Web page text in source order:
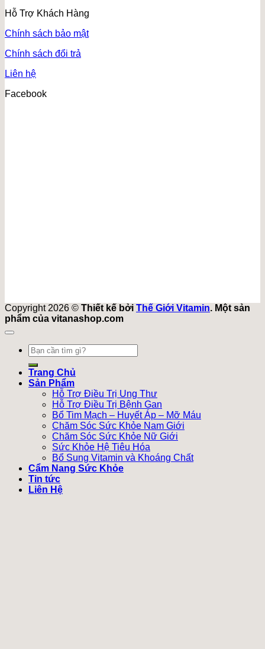
Hỗ Trợ Khách Hàng
Chính sách bảo mật
Chính sách đổi trả
Liên hệ
Facebook
Copyright 2026 © Thiết kế bởi Thế Giới Vitamin. Một sản
phẩm của vitanashop.com
Tìm
kiếm:
Trang Chủ
Sản Phẩm
Hỗ Trợ Điều Trị Ung Thư
Hỗ Trợ Điều Trị Bệnh Gan
Bổ Tim Mạch – Huyết Áp – Mỡ Máu
Chăm Sóc Sức Khỏe Nam Giới
Chăm Sóc Sức Khỏe Nữ Giới
Sức Khỏe Hệ Tiêu Hóa
Bổ Sung Vitamin và Khoáng Chất
Cẩm Nang Sức Khỏe
Tin tức
Liên Hệ